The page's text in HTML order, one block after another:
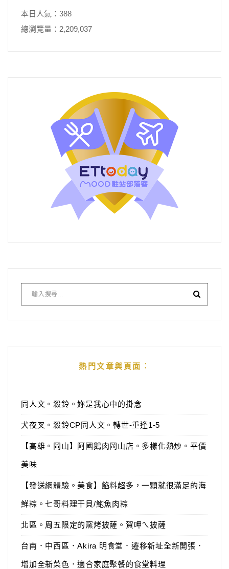
本日人氣：388
總瀏覽量：2,209,037
熱門文章與頁面︰
同人文。殺鈴。妳是我心中的掛念
犬夜叉。殺鈴CP同人文。轉世-重逢1-5
【高雄。岡山】阿國鵝肉岡山店。多樣化熱炒。平價
美味
【發送網體驗。美食】餡料超多，一顆就很滿足的海
鮮粽。七哥料理干貝/鮑魚肉粽
北區。周五限定的窯烤披薩。賀呷ㄟ披薩
台南．中西區．Akira 明食堂．遷移新址全新開張．
增加全新菜色．適合家庭聚餐的食堂料理